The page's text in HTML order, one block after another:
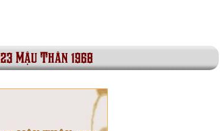
Mậu Thân 1968